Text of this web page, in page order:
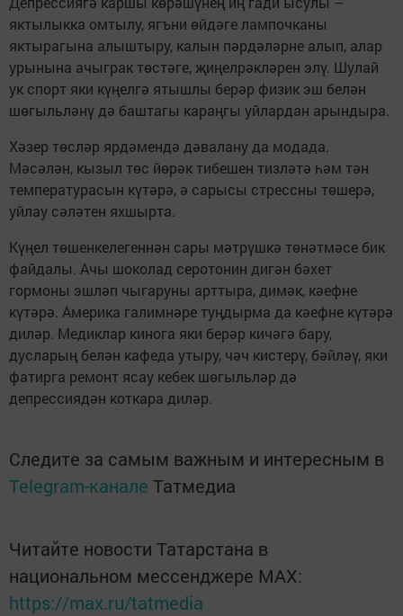
яктылыкка омтылу, ягъни өйдәге лампочканы
яктырагына алыштыру, калын пәрдәләрне алып, алар
урынына ачыграк төстәге, җиңелрәкләрен элү. Шулай
ук спорт яки күңелгә ятышлы берәр физик эш белән
шөгыльләнү дә баштагы караңгы уйлардан арындыра.
Хәзер төсләр ярдәмендә дәвалану да модада.
Мәсәлән, кызыл төс йөрәк тибешен тизләтә һәм тән
температурасын күтәрә, ә сарысы стрессны төшерә,
уйлау сәләтен яхшырта.
Күңел төшенкелегеннән сары мәтрүшкә төнәтмәсе бик
файдалы. Ачы шоколад серотонин дигән бәхет
гормоны эшләп чыгаруны арттыра, димәк, кәефне
күтәрә. Америка галимнәре туңдырма да кәефне күтәрә
диләр. Медиклар кинога яки берәр кичәгә бару,
дусларың белән кафеда утыру, чәч кистерү, бәйләү, яки
фатирга ремонт ясау кебек шөгыльләр дә
депрессиядән коткара диләр.
Следите за самым важным и интересным в
Telegram-канале Татмедиа
Читайте новости Татарстана в
национальном мессенджере MАХ:
https://max.ru/tatmedia